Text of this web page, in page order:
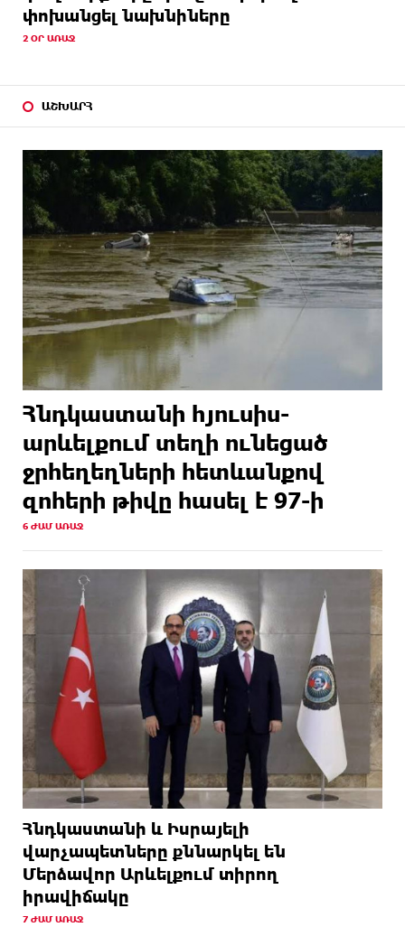
փոխանցել նախնիները
2 ՕՐ ԱՌԱՋ
ԱՇԽԱՐՀ
Հնդկաստանի հյուսիս-
արևելքում տեղի ունեցած
ջրհեղեղների հետևանքով
զոհերի թիվը հասել է 97-ի
6 ԺԱՄ ԱՌԱՋ
Հնդկաստանի և Իսրայելի
վարչապետները քննարկել են
Մերձավոր Արևելքում տիրող
իրավիճակը
7 ԺԱՄ ԱՌԱՋ